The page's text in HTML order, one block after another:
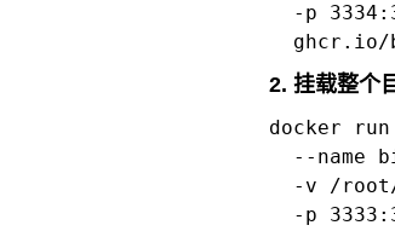
-p
2. 挂载整个
docker
--name
-v /
-p